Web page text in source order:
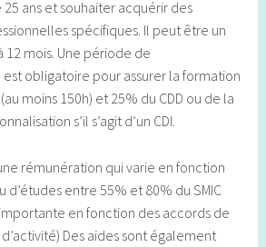
ans et souhaiter acquérir des
spécifiques. Il peut être un
12 mois. Une période de
obligatoire pour assurer la formation
moins 150h) et 25% du CDD ou de la
s’il s’agit d’un CDI.
rémunération qui varie en fonction
d’études entre 55% et 80% du SMIC
en fonction des accords de
Des aides sont également